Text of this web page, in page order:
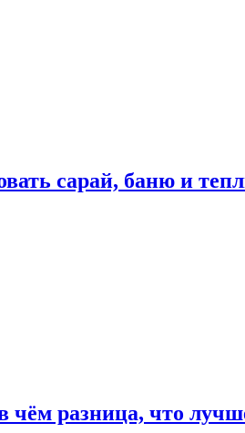
сарай, баню и
чём разница, что